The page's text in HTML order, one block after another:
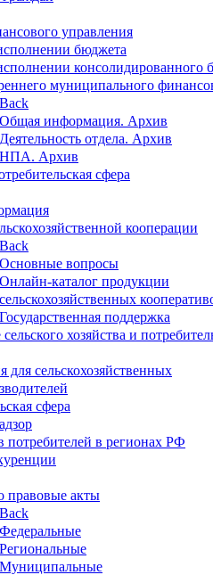
управления
бюджета
консолидированного
муниципального
Back
Общая информация. Архив
Деятельность отдела. Архив
НПА. Архив
сфера
кооперации
Back
Основные вопросы
Онлайн-каталог продукции
сельскохозяйственных
Государственная поддержка
хозяйства и
сельскохозяйственных
сфера
потребителей в регионах РФ
правовые акты
Back
Федеральные
Региональные
Муниципальные